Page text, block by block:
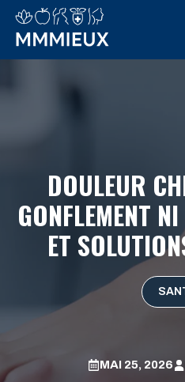
Aller
DOULEUR
GONFLEMENT
ET
MAI 25, 2026